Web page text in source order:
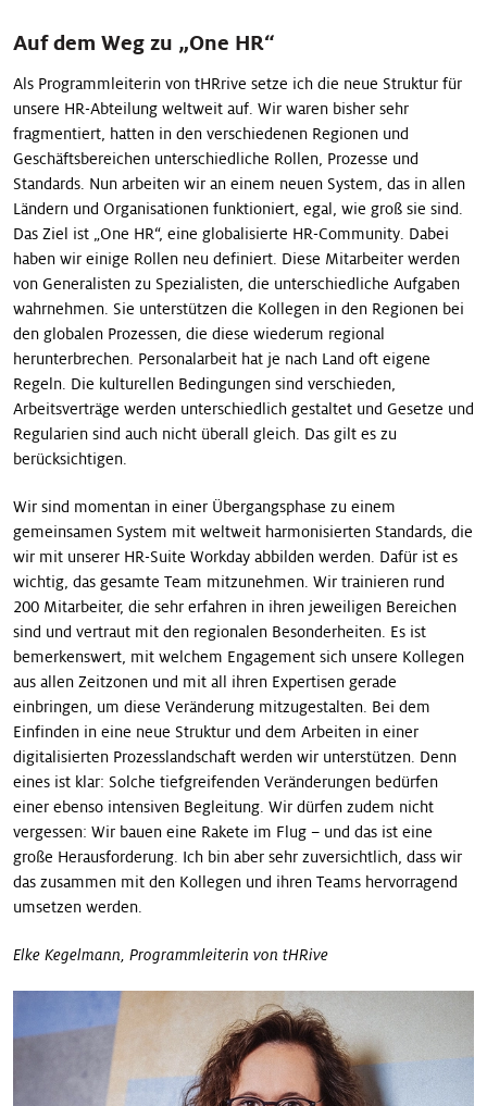
Auf dem Weg zu „One HR“
Als Programmleiterin von tHRrive setze ich die neue Struktur für
unsere HR-Abteilung weltweit auf. Wir waren bisher sehr
fragmentiert, hatten in den verschiedenen Regionen und
Geschäftsbereichen unterschiedliche Rollen, Prozesse und
Standards. Nun arbeiten wir an einem neuen System, das in allen
Ländern und Organisationen funktioniert, egal, wie groß sie sind.
Das Ziel ist „One HR“, eine globalisierte HR-Community. Dabei
haben wir einige Rollen neu definiert. Diese Mitarbeiter werden
von Generalisten zu Spezialisten, die unterschiedliche Aufgaben
wahrnehmen. Sie unterstützen die Kollegen in den Regionen bei
den globalen Prozessen, die diese wiederum regional
herunterbrechen. Personalarbeit hat je nach Land oft eigene
Regeln. Die kulturellen Bedingungen sind verschieden,
Arbeitsverträge werden unterschiedlich gestaltet und Ge­setze und
Regularien sind auch nicht überall gleich. Das gilt es zu
berücksichtigen.
Wir sind momentan in einer Übergangsphase zu einem
gemeinsamen System mit weltweit harmonisierten Standards, die
wir mit unserer HR-Suite Workday abbilden werden. Dafür ist es
wichtig, das gesamte Team mitzunehmen. Wir trainieren rund
200 Mitarbeiter, die sehr erfahren in ihren jeweiligen Bereichen
sind und vertraut mit den regionalen Besonderheiten. Es ist
bemerkenswert, mit welchem Engagement sich unsere Kollegen
aus allen Zeitzonen und mit all ihren Expertisen gerade
einbringen, um diese Veränderung mitzugestalten. Bei dem
Einfinden in eine neue Struktur und dem Arbeiten in einer
digitalisierten Prozesslandschaft werden wir unterstützen. Denn
eines ist klar: Solche tiefgreifenden Veränderungen bedürfen
einer ebenso intensiven Begleitung. Wir dürfen zudem nicht
vergessen: Wir bauen eine Rakete im Flug – und das ist eine
große Herausforderung. Ich bin aber sehr zuversichtlich, dass wir
das zusammen mit den Kollegen und ihren Teams hervorragend
umsetzen werden.
Elke Kegelmann, Programmleiterin von tHRive